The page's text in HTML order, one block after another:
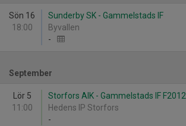
Sön 16
18:00
Sunderby SK - Gammelstads IF
Byvallen
-
September
Lör 5
11:00
Storfors AIK - Gammelstads IF F2012
Hedens IP Storfors
-